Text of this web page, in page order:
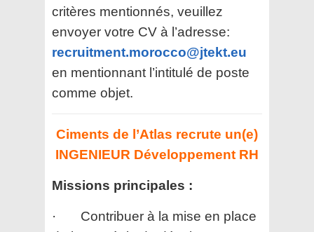
critères mentionnés, veuillez
envoyer votre CV à l’adresse:
recruitment.morocco@jtekt.eu
en mentionnant l’intitulé de poste
comme objet.
Ciments de l’Atlas recrute un(e)
INGENIEUR Développement RH
Missions principales :
· Contribuer à la mise en place